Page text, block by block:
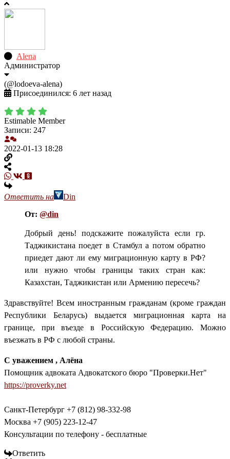
Alena
Администратор
(@lodoeva-alena)
Присоединился: 6 лет назад
Estimable Member
Записи: 247
2022-01-13 18:28
Ответить на
Din
От: @din
Добрый день! подскажите пожалуйста если гр.
Таджикистана поедет в Стамбул а потом обратно
приедет дают ли ему миграционную карту в РФ?
или нужно чтобы границы таких стран как:
Казахстан, Таджикистан или Армению пересечь?
Здравствуйте! Всем иностранным гражданам (кроме граждан
Республики Беларусь) выдается миграционная карта на
границе, при въезде в Российскую Федерацию. Можно
въезжать в РФ с любой страны.
С уважением , Алёна
Помощник адвоката Адвокатского бюро "Проверки.Нет"
https://proverky.net
Санкт-Петербург +7 (812) 98-332-98
Москва +7 (905) 223-12-47
Консультации по телефону - бесплатные
Ответить